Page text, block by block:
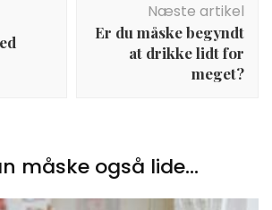
Næste artikel
Er du måske begyndt
at drikke lidt for
meget?
måske også lide...